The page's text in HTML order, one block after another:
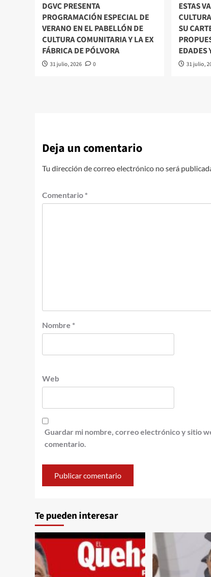
DGVC PRESENTA
PROGRAMACIÓN ESPECIAL DE
VERANO EN EL PABELLÓN DE
CULTURA COMUNITARIA Y LA EX
FÁBRICA DE PÓLVORA
31 julio, 2026 0
ESTAS
SU
EDADES
31 julio,
Deja un comentario
Tu dirección de correo electrónico no será
Comentario *
Nombre *
Web
Guardar mi nombre, correo electrónico y sitio
comentario.
Te pueden interesar